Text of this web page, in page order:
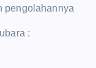
pengolahannya
: